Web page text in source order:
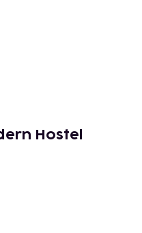
km
km
- 2,5 km
Hostel